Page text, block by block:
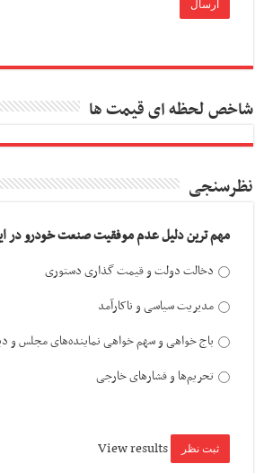
شاخص لحظه ای قیمت ها
نظرسنجی
مهم ترین دلیل عدم موفقیت صنعت خودرو در
دخالت دولت و قیمت گذاری دستوری
مدیریت سیاسی و ناکارآمد
باج خواهی و سهم خواهی نماینده‌های مجلس و
تحریم‌ها و فشارهای خارجی
View results